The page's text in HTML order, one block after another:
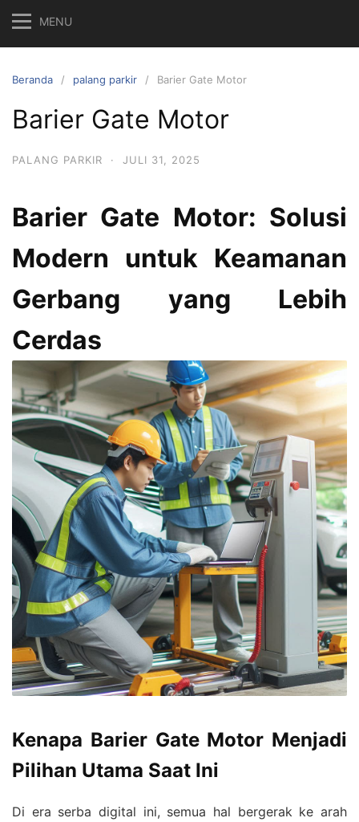
MENU
Beranda palang parkir Barier Gate Motor
Barier Gate Motor
PALANG PARKIR · JULI 31, 2025
Barier Gate Motor: Solusi
Modern untuk Keamanan
Gerbang yang Lebih
Cerdas
Kenapa Barier Gate Motor Menjadi
Pilihan Utama Saat Ini
Di era serba digital ini, semua hal bergerak ke arah